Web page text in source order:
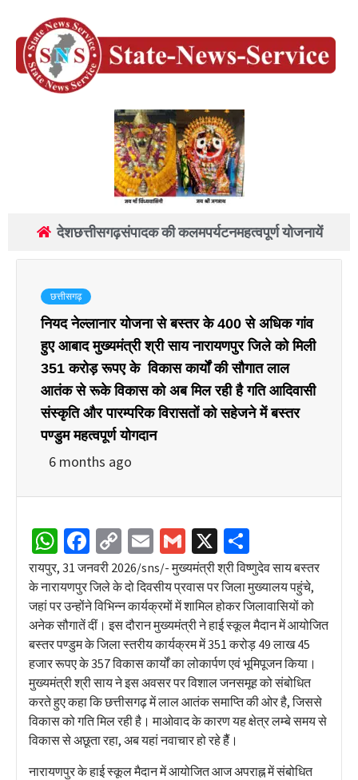
देशछत्तीसगढ़संपादक की कलमपर्यटनमहत्वपूर्ण योजनायें
छत्तीसगढ़
नियद नेल्लानार योजना से बस्तर के 400 से अधिक गांव
हुए आबाद मुख्यमंत्री श्री साय नारायणपुर जिले को मिली
351 करोड़ रूपए के विकास कार्यों की सौगात लाल
आतंक से रूके विकास को अब मिल रही है गति आदिवासी
संस्कृति और पारम्परिक विरासतों को सहेजने में बस्तर
पण्डुम महत्वपूर्ण योगदान
6 months ago
WhatsApp
Facebook
Copy
Link
EmailGmail
X
रायपुर, 31 जनवरी 2026/sns/- मुख्यमंत्री श्री विष्णुदेव साय बस्तर
के नारायणपुर जिले के दो दिवसीय प्रवास पर जिला मुख्यालय पहुंचे,
जहां पर उन्होंने विभिन्न कार्यक्रमों में शामिल होकर जिलावासियों को
अनेक सौगातें दीं। इस दौरान मुख्यमंत्री ने हाई स्कूल मैदान में आयोजित
बस्तर पण्डुम के जिला स्तरीय कार्यक्रम में 351 करोड़ 49 लाख 45
हजार रूपए के 357 विकास कार्यों का लोकार्पण एवं भूमिपूजन किया।
मुख्यमंत्री श्री साय ने इस अवसर पर विशाल जनसमूह को संबोधित
करते हुए कहा कि छत्तीसगढ़ में लाल आतंक समाप्ति की ओर है, जिससे
विकास को गति मिल रही है। माओवाद के कारण यह क्षेत्र लम्बे समय से
विकास से अछूता रहा, अब यहां नवाचार हो रहे हैैं।
नारायणपुर के हाई स्कूल मैदान में आयोजित आज अपराह्न में संबोधित